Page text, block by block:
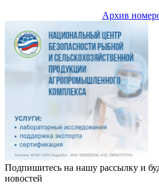
Архив
Подпишитесь на нашу рассылку и
новостей